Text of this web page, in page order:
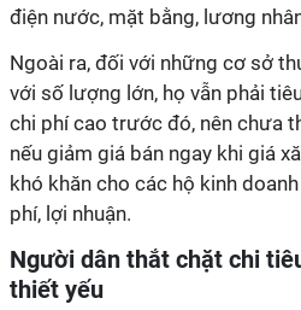
điện nước, mặt bằng, lương
Ngoài ra, đối với những cơ sở
với số lượng lớn, họ vẫn phải
chi phí cao trước đó, nên chưa
nếu giảm giá bán ngay khi giá
khó khăn cho các hộ kinh
phí, lợi nhuận.
Người dân thắt chặt chi
thiết yếu